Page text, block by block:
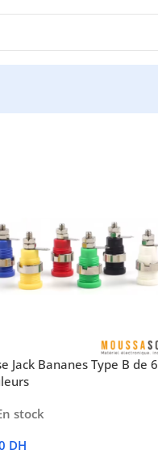
Jack Bananes Type B de 6
stock
DH